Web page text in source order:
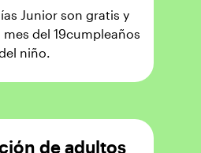
Junior son gratis y
del 19cumpleaños
niño.
de adultos